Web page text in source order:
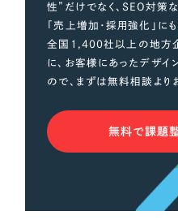
性”だけでなく、SEO対策
「売上増加・採用強化」にも
全国1,400社以上の地方
に、お客様にあったデザイ
ので、まずは無料相談より
無料で課題